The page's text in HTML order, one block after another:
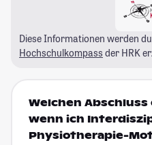
Diese Informationen werden
Hochschulkompass der HRK
Welchen
wenn ich
Physiotherapie-